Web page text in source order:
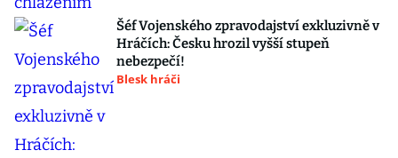
Šéf Vojenského zpravodajství exkluzivně v
Hráčích: Česku hrozil vyšší stupeň
nebezpečí!
Blesk hráči